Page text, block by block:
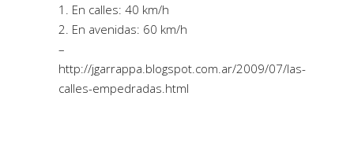
1. En calles: 40 km/h
2. En avenidas: 60 km/h
–
http://jgarrappa.blogspot.com.ar/2009/07/las-
calles-empedradas.html